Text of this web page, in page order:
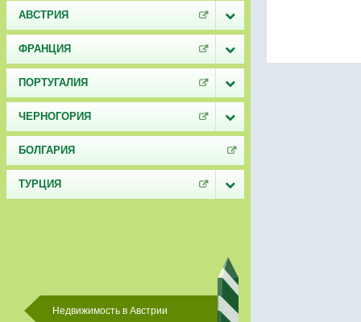
АВСТРИЯ
ФРАНЦИЯ
ПОРТУГАЛИЯ
ЧЕРНОГОРИЯ
БОЛГАРИЯ
ТУРЦИЯ
Недвижимость в Австрии